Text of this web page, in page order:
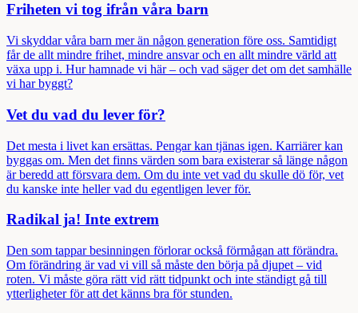
Friheten vi tog ifrån våra barn
Vi skyddar våra barn mer än någon generation före oss. Samtidigt
får de allt mindre frihet, mindre ansvar och en allt mindre värld att
växa upp i. Hur hamnade vi här – och vad säger det om det samhälle
vi har byggt?
Vet du vad du lever för?
Det mesta i livet kan ersättas. Pengar kan tjänas igen. Karriärer kan
byggas om. Men det finns värden som bara existerar så länge någon
är beredd att försvara dem. Om du inte vet vad du skulle dö för, vet
du kanske inte heller vad du egentligen lever för.
Radikal ja! Inte extrem
Den som tappar besinningen förlorar också förmågan att förändra.
Om förändring är vad vi vill så måste den börja på djupet – vid
roten. Vi måste göra rätt vid rätt tidpunkt och inte ständigt gå till
ytterligheter för att det känns bra för stunden.